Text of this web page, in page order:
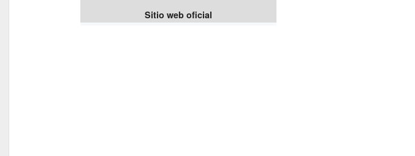
Sitio web oficial